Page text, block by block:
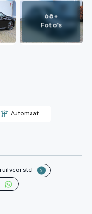
Automaat
.
68+
Foto's